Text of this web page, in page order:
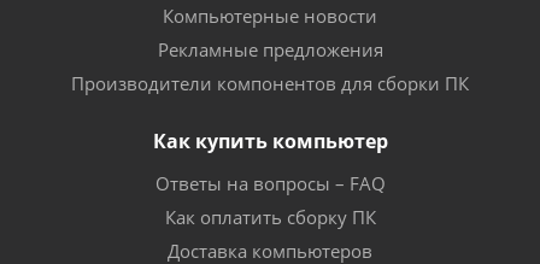
Компьютерные новости
Рекламные предложения
Производители компонентов для сборки ПК
Как купить компьютер
Ответы на вопросы – FAQ
Как оплатить сборку ПК
Доставка компьютеров